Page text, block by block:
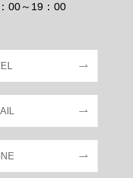
00～19：00